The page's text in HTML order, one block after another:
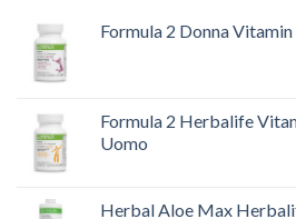
Formula 2 Donna
Formula 2 Herbalife
Uomo
Herbal Aloe Max